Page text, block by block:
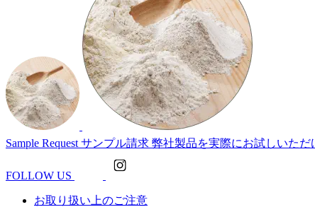
Sample Request サンプル請求 弊社製品を実際にお試しいた
FOLLOW US
お取り扱い上のご注意